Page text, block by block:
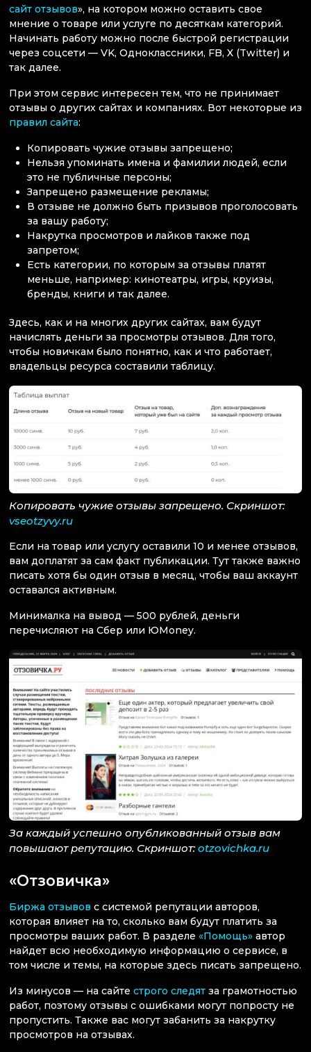
сайт отзывов», на котором можно оставить свое
мнение о товаре или услуге по десяткам категорий.
Начинать работу можно после быстрой регистрации
через соцсети — VK, Одноклассники, FB, X (Twitter) и
так далее.
При этом сервис интересен тем, что не принимает
отзывы о других сайтах и компаниях. Вот некоторые из
правил сайта:
Копировать чужие отзывы запрещено;
Нельзя упоминать имена и фамилии людей, если
это не публичные персоны;
Запрещено размещение рекламы;
В отзыве не должно быть призывов проголосовать
за вашу работу;
Накрутка просмотров и лайков также под
запретом;
Есть категории, по которым за отзывы платят
меньше, например: кинотеатры, игры, круизы,
бренды, книги и так далее.
Здесь, как и на многих других сайтах, вам будут
начислять деньги за просмотры отзывов. Для того,
чтобы новичкам было понятно, как и что работает,
владельцы ресурса составили таблицу.
Копировать чужие отзывы запрещено. Скриншот:
vseotzyvy.ru
Если на товар или услугу оставили 10 и менее отзывов,
вам доплатят за сам факт публикации. Тут также важно
писать хотя бы один отзыв в месяц, чтобы ваш аккаунт
оставался активным.
Минималка на вывод — 500 рублей, деньги
перечисляют на Сбер или ЮMoney.
За каждый успешно опубликованный отзыв вам
повышают репутацию. Скриншот:otzovichka.ru
«Отзовичка»
Биржа отзывов с системой репутации авторов,
которая влияет на то, сколько вам будут платить за
просмотры ваших работ. В разделе «Помощь» автор
найдет всю необходимую информацию о сервисе, в
том числе и темы, на которые здесь писать запрещено.
Из минусов — на сайте строго следят за грамотностью
работ, поэтому отзывы с ошибками могут попросту не
пропустить. Также вас могут забанить за накрутку
просмотров на отзывах.